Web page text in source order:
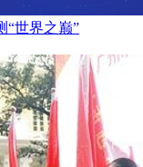
“世界之巅”